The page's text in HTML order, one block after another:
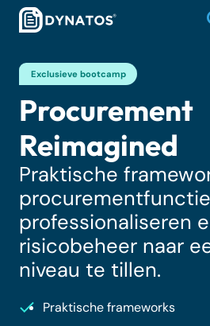
Exclusieve bootcamp
Procurement
Reimagined
Praktische
professionaliseren
risicobeheer naar
niveau te tillen.
Praktische frameworks